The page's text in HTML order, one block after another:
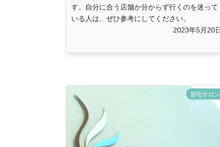
す。自分に合う店舗か分からず行くのを迷って
いる人は、ぜひ参考にしてください。
2023年5月20
眉毛サロン